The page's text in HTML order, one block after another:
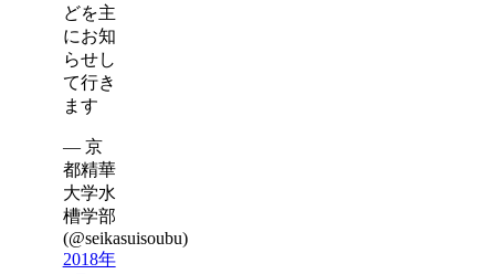
どを主
にお知
らせし
て行き
ます
— 京
都精華
大学水
槽学部
(@seikasuisoubu)
2018年